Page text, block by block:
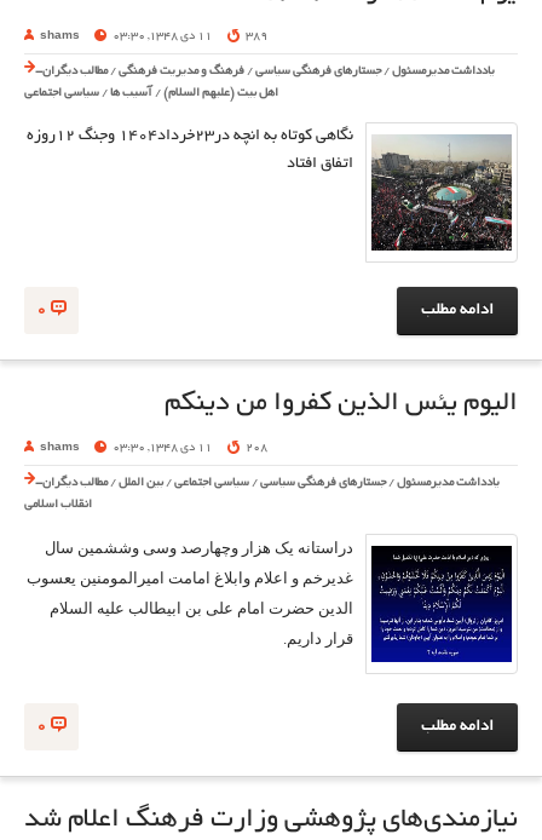
shams 11 دی 1348, 03:30 389
یادداشت مدیرمسئول /جستارهای فرهنگی سیاسی / فرهنگ و مدیریت فرهنگی /مطالب دیگران-
اهل بیت (علیهم السلام) / آسیب ها / سیاسی اجتماعی
نگاهی کوتاه به انچه در23خرداد1404 وجنگ 12روزه
اتفاق افتاد
0 ادامه مطلب
الیوم یئس الذین کفروا من دینکم
shams 11 دی 1348, 03:30 208
یادداشت مدیرمسئول /جستارهای فرهنگی سیاسی / سیاسی اجتماعی /بین الملل /مطالب دیگران-
انقلاب اسلامی
دراستانه یک هزار وچهارصد وسی وششمین سال
غدیرخم و اعلام وابلاغ امامت امیرالمومنین یعسوب
الدین حضرت امام علی بن ابیطالب علیه السلام
قرار داریم.
0 ادامه مطلب
نیازمندی‌های پژوهشی وزارت فرهنگ اعلام شد